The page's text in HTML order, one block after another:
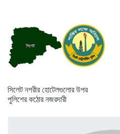
সিলেট নগরীর হোটেলগুলোর উপর
পুলিশের কঠোর নজরদারী